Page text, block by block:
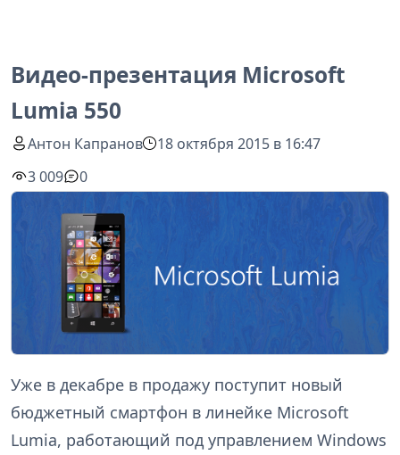
Видео-презентация Microsoft
Lumia 550
Антон Капранов
18 октября 2015 в 16:47
3 009
0
Уже в декабре в продажу поступит новый
бюджетный смартфон в линейке Microsoft
Lumia, работающий под управлением Windows